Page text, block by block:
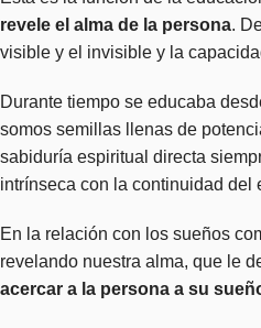
revele el alma de la persona.
visible y el invisible y la
Durante tiempo se educaba
somos semillas llenas de
sabiduría espiritual directa
intrínseca con la continuidad del
En la relación con los sueños
revelando nuestra alma, que le
acercar a la persona a su